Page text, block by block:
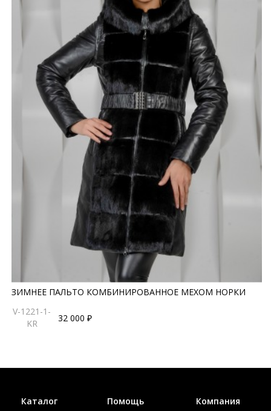
ЗИМНЕЕ ПАЛЬТО КОМБИНИРОВАННОЕ МЕХОМ НОРКИ
V-1221-1-
KR
32 000 ₽
Каталог Помощь Компания